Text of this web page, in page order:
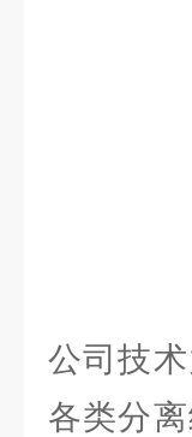
公司技
各类分